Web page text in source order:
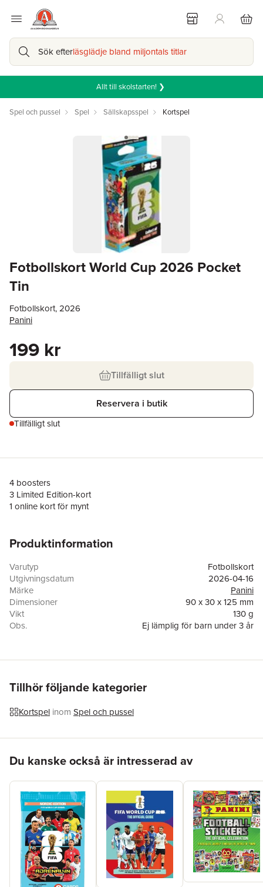
Sök efterläsglädje bland miljontals titlar
Allt till skolstarten! ❯
Spel och pussel Spel Sällskapsspel Kortspel
Fotbollskort World Cup 2026 Pocket
Tin
Fotbollskort, 2026
Panini
199 kr
Tillfälligt slut
Reservera i butik
Tillfälligt slut
4 boosters
3 Limited Edition-kort
1 online kort för mynt
Produktinformation
Varutyp
Fotbollskort
Utgivningsdatum
2026-04-16
Märke
Panini
Dimensioner
90 x 30 x 125 mm
Vikt
130 g
Obs.
Ej lämplig för barn under 3 år
Tillhör följande kategorier
Kortspel inom Spel och pussel
Du kanske också är intresserad av